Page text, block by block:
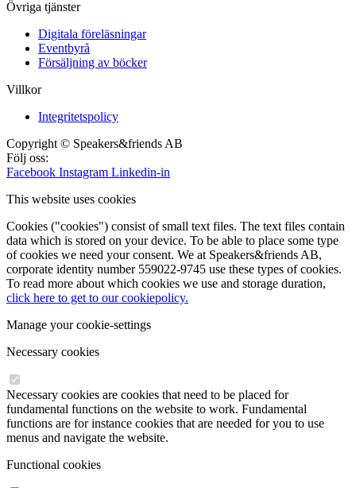
Övriga tjänster
Digitala föreläsningar
Eventbyrå
Försäljning av böcker
Villkor
Integritetspolicy
Copyright © Speakers&friends AB
Följ oss:
Facebook Instagram Linkedin-in
This website uses cookies
Cookies ("cookies") consist of small text files. The text files contain
data which is stored on your device. To be able to place some type
of cookies we need your consent. We at Speakers&friends AB,
corporate identity number 559022-9745 use these types of cookies.
To read more about which cookies we use and storage duration,
click here to get to our cookiepolicy.
Manage your cookie-settings
Necessary cookies
Necessary cookies are cookies that need to be placed for
fundamental functions on the website to work. Fundamental
functions are for instance cookies that are needed for you to use
menus and navigate the website.
Functional cookies